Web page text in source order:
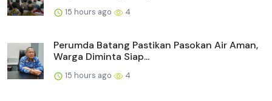
15 hours ago 4
Perumda Batang Pastikan Pasokan Air Aman,
Warga Diminta Siap...
15 hours ago 4